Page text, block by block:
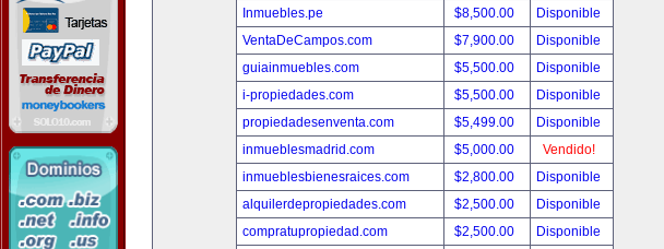
Inmuebles.pe
$8,500.00
Disponible
VentaDeCampos.com
$7,900.00
Disponible
guiainmuebles.com
$5,500.00
Disponible
i-propiedades.com
$5,500.00
Disponible
propiedadesenventa.com
$5,499.00
Disponible
inmueblesmadrid.com
$5,000.00
Vendido!
inmueblesbienesraices.com
$2,800.00
Disponible
alquilerdepropiedades.com
$2,500.00
Disponible
compratupropiedad.com
$2,500.00
Disponible